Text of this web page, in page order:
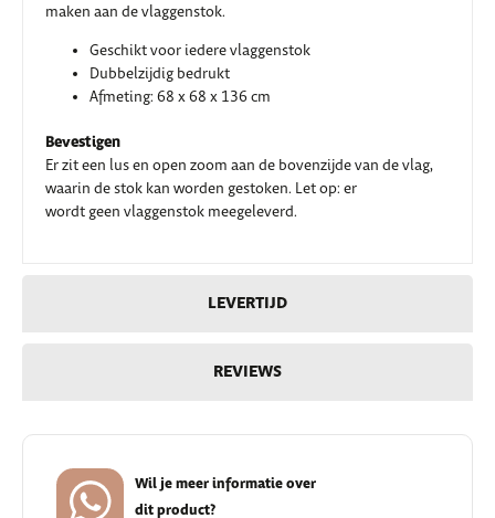
LEVERTIJD
REVIEWS
maken aan de vlaggenstok.
Geschikt voor iedere vlaggenstok
Dubbelzijdig bedrukt
Afmeting: 68 x 68 x 136 cm
Bevestigen
Er zit een lus en open zoom aan de bovenzijde van de vlag,
waarin de stok kan worden gestoken. Let op: er
wordt geen vlaggenstok meegeleverd.
Wil je meer informatie over
dit product?